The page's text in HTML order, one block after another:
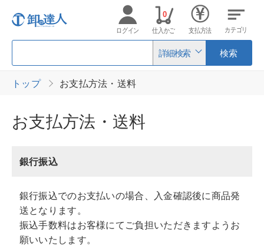
詳細検索 検索
ログイン 仕入かご
0
支払方法 カテゴリ
トップ お支払方法・送料
お支払方法・送料
銀行振込
銀行振込でのお支払いの場合、入金確認後に商品発
送となります。
振込手数料はお客様にてご負担いただきますようお
願いいたします。